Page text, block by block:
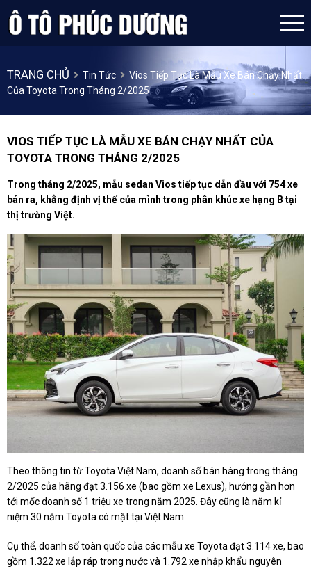
TRANG CHỦ Tin Tức
Vios Tiếp Tục Là Mẫu Xe Bán Chạy Nhất
Của Toyota Trong Tháng 2/2025
VIOS TIẾP TỤC LÀ MẪU XE BÁN CHẠY NHẤT CỦA
TOYOTA TRONG THÁNG 2/2025
Trong tháng 2/2025, mẫu sedan Vios tiếp tục dẫn đầu với 754 xe
bán ra, khẳng định vị thế của mình trong phân khúc xe hạng B tại
thị trường Việt.
Theo thông tin từ Toyota Việt Nam, doanh số bán hàng trong tháng
2/2025 của hãng đạt 3.156 xe (bao gồm xe Lexus), hướng gần hơn
tới mốc doanh số 1 triệu xe trong năm 2025. Đây cũng là năm kỉ
niệm 30 năm Toyota có mặt tại Việt Nam.
Cụ thể, doanh số toàn quốc của các mẫu xe Toyota đạt 3.114 xe, bao
gồm 1.322 xe lắp ráp trong nước và 1.792 xe nhập khẩu nguyên